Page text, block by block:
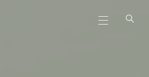
principal